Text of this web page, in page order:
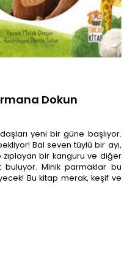
Dokun
yeni bir güne başlıyor.
Bal seven tüylü bir ayı,
zıplayan bir kanguru ve diğer
buluyor. Minik parmaklar bu
Bu kitap merak, keşif ve